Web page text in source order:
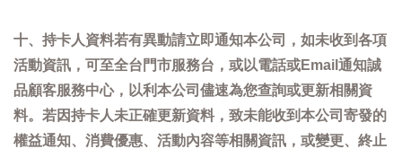
十、持卡人資料若有異動請立即通知本公司，如未收到各項
活動資訊，可至全台門市服務台，或以電話或Email通知誠
品顧客服務中心，以利本公司儘速為您查詢或更新相關資
料。若因持卡人未正確更新資料，致未能收到本公司寄發的
權益通知、消費優惠、活動內容等相關資訊，或變更、終止